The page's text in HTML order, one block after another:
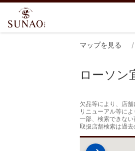
マップを見る
ローソン
欠品等により、店
リニューアル等に
一部、検索できな
取扱店舗検索は過